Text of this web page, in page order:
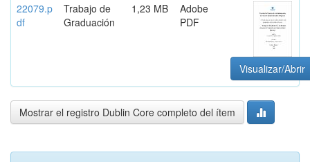
22079.p
df
Trabajo de
Graduación
1,23 MB
Adobe
PDF
Visualizar/Abrir
Mostrar el registro Dublin Core completo del ítem